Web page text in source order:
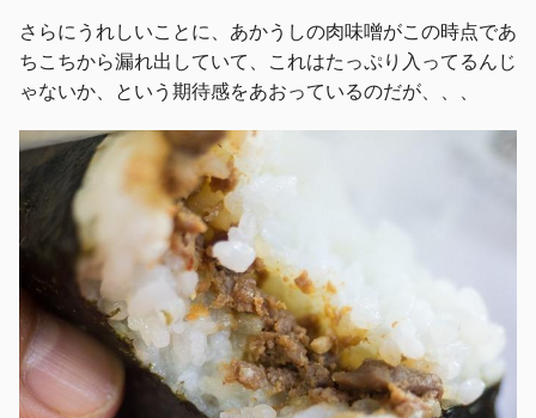
さらにうれしいことに、あかうしの肉味噌がこの時点であ
ちこちから漏れ出していて、これはたっぷり入ってるんじ
ゃないか、という期待感をあおっているのだが、、、